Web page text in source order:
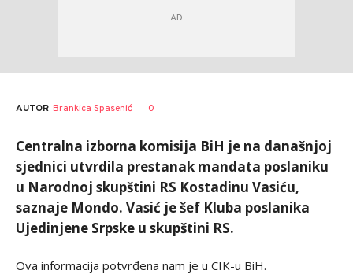
AUTOR Brankica Spasenić 0
Centralna izborna komisija BiH je na današnjoj
sjednici utvrdila prestanak mandata poslaniku
u Narodnoj skupštini RS Kostadinu Vasiću,
saznaje Mondo. Vasić je šef Kluba poslanika
Ujedinjene Srpske u skupštini RS.
Ova informacija potvrđena nam je u CIK-u BiH.